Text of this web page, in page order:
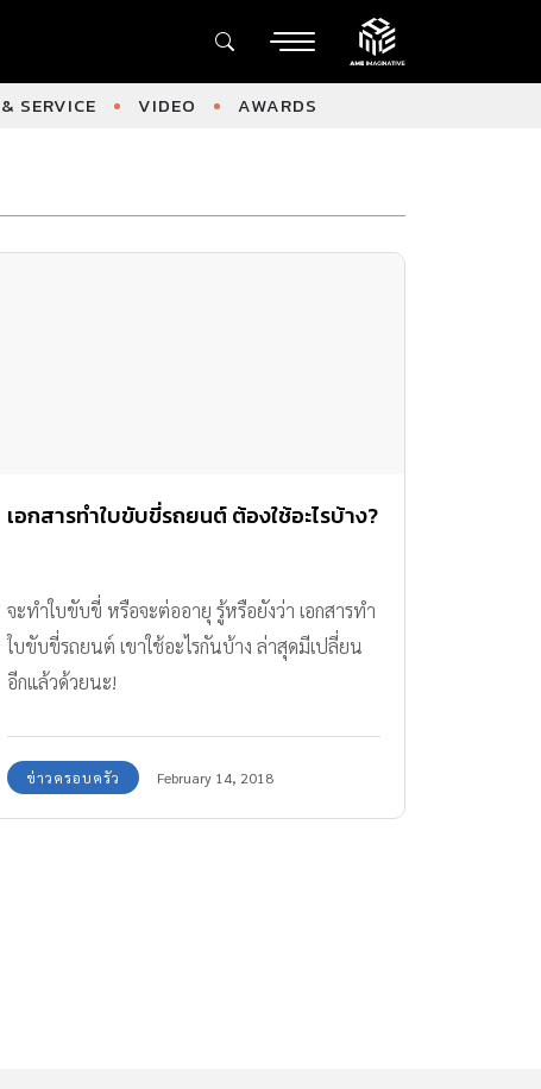
SERVICE VIDEO AWARDS
เอกสารทำใบขับขี่รถยนต์ ต้องใช้อะไรบ้าง?
จะทำใบขับขี่ หรือจะต่ออายุ รู้หรือยังว่า เอกสารทำ
ใบขับขี่รถยนต์ เขาใช้อะไรกันบ้าง ล่าสุดมีเปลี่ยน
อีกแล้วด้วยนะ!
ข่าวครอบครัว February 14, 2018